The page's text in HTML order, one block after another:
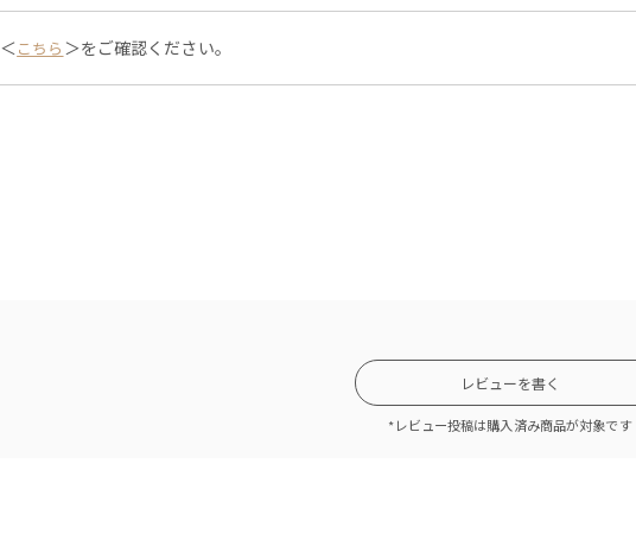
＜ こちら ＞をご確認ください。
レビューを書く
*レビュー投稿は購入済み商品が対象です